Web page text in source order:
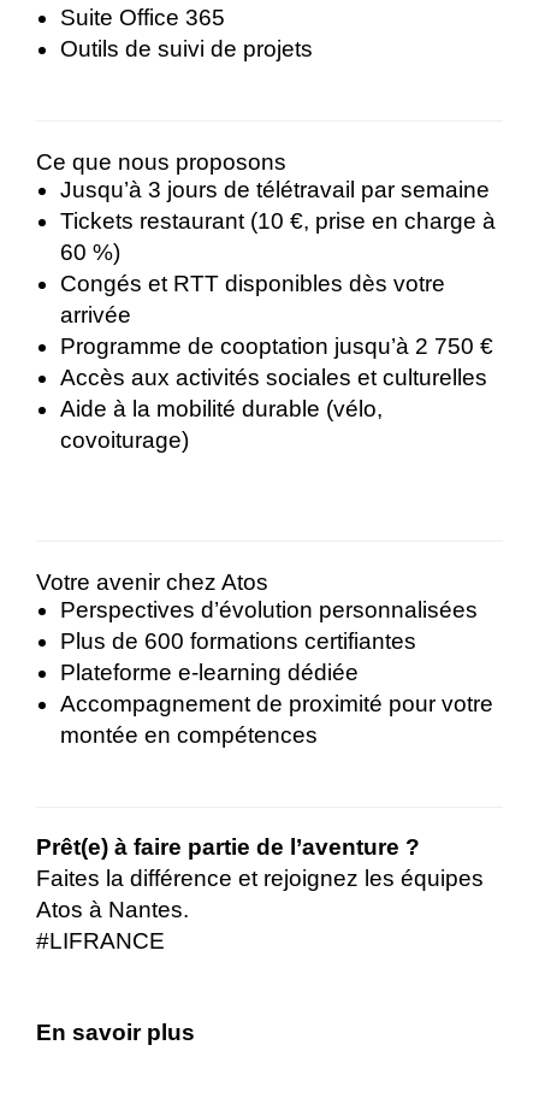
Suite Office 365
Outils de suivi de projets
Ce que nous proposons
Jusqu’à 3 jours de télétravail par semaine
Tickets restaurant (10 €, prise en charge à
60 %)
Congés et RTT disponibles dès votre
arrivée
Programme de cooptation jusqu’à 2 750 €
Accès aux activités sociales et culturelles
Aide à la mobilité durable (vélo,
covoiturage)
Votre avenir chez Atos
Perspectives d’évolution personnalisées
Plus de 600 formations certifiantes
Plateforme e-learning dédiée
Accompagnement de proximité pour votre
montée en compétences
Prêt(e) à faire partie de l’aventure ?
Faites la différence et rejoignez les équipes
Atos à Nantes.
#LIFRANCE
En savoir plus